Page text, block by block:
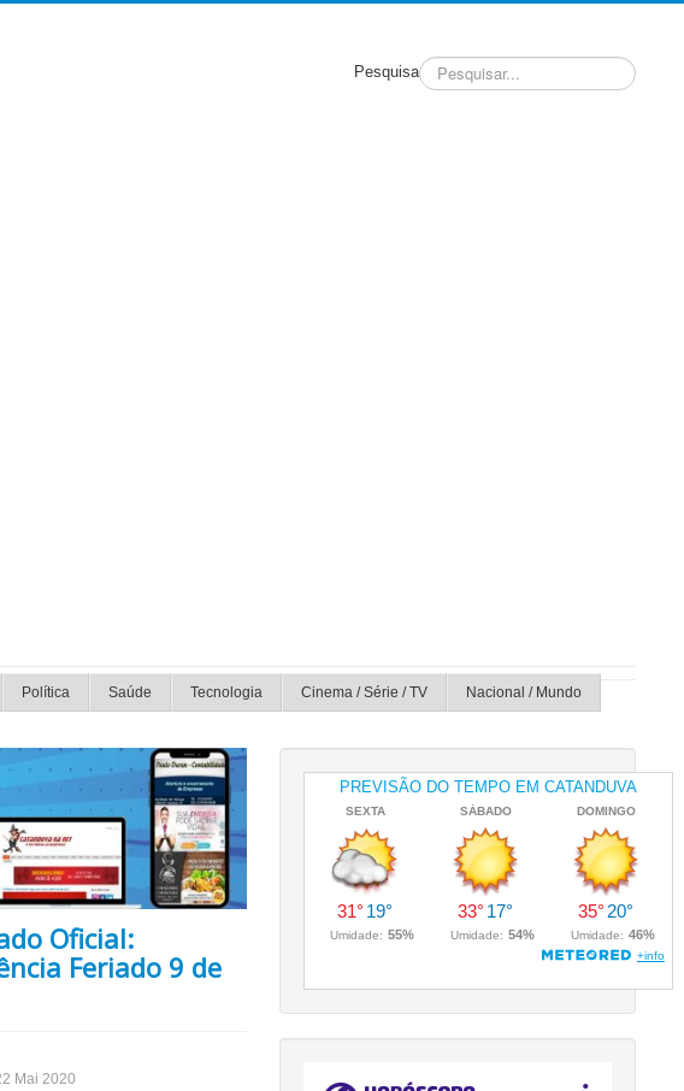
Pesquisa
Política Saúde Tecnologia Cinema / Série / TV Nacional / Mundo
Oficial:
Feriado 9 de
Mai 2020